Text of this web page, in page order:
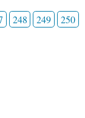
248 249 250